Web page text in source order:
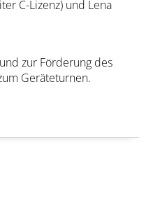
C-Lizenz) und Lena
zur Förderung des
Geräteturnen.